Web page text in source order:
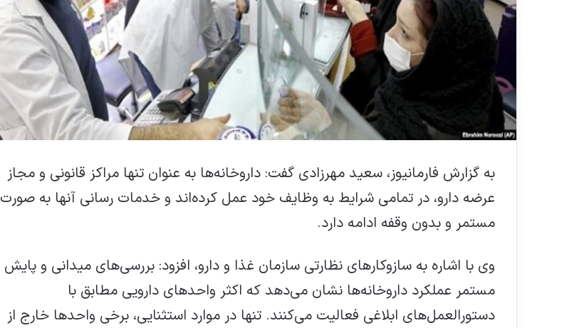
به گزارش فارمانیوز، سعید مهرزادی گفت: داروخانه‌ها به عنوان تنها مراکز قانونی و مجاز
عرضه دارو، در تمامی شرایط به وظایف خود عمل کرده‌اند و خدمات رسانی آنها به صورت
مستمر و بدون وقفه ادامه دارد.
وی با اشاره به سازوکارهای نظارتی سازمان غذا و دارو، افزود: بررسی‌های میدانی و پایش
مستمر عملکرد داروخانه‌ها نشان می‌دهد که اکثر واحدهای دارویی مطابق با
دستورالعمل‌های ابلاغی فعالیت می‌کنند. تنها در موارد استثنایی، برخی واحدها خارج از